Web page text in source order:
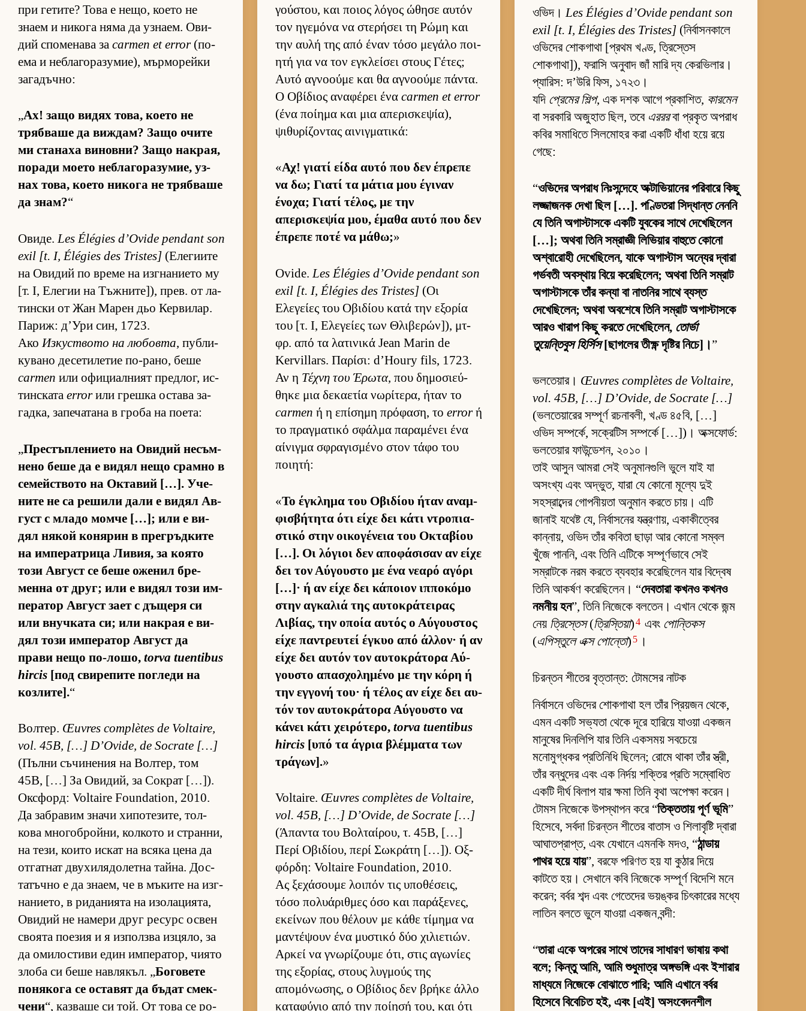
при ге­ти­те? Това е не­що, ко­ето не
знаем и ни­кога няма да уз­на­ем. Ови­
дий спо­ме­нава за carmen et error(по­
ема и неб­ла­го­ра­зу­ми­е), мър­мо­рейки
за­га­дъч­но:
„Ах! защо ви­дях то­ва, ко­ето не
тряб­ваше да виж­дам? Защо очите
ми ста­наха ви­нов­ни? Защо нак­рая,
по­ради мо­ето неб­ла­го­ра­зу­мие, уз­
нах то­ва, ко­ето ни­кога не тряб­ваше
да знам?“
Ови­де.Les Élégies d’Ovide pendant son
exil [t. I, Élégies des Tristes] (Е­ле­ги­ите
на Ови­дий по време на из­г­на­ни­ето му
[т. I, Еле­гии на Тъж­ни­те­]), прев. от ла­
тин­ски от Жан Ма­рен дьо Кер­ви­лар.
Па­риж: д’Ури син, 1723.
АкоИз­кус­т­вото на лю­бовта, пуб­ли­
ку­вано де­се­ти­ле­тие по-ра­но, беше
carmen или офи­ци­ал­ният пред­лог, ис­
тин­с­ката errorили грешка ос­тава за­
гад­ка, за­пе­ча­тана в гроба на по­е­та:
„Прес­тъп­ле­ни­ето на Ови­дий не­съм­
нено беше да е ви­дял нещо срамно в
се­мейс­т­вото на Ок­та­вий […]. Уче­
ните не са ре­шили дали е ви­дял Ав­
густ с младо момче […]; или е ви­
дял ня­кой ко­ня­рин в прег­ръд­ките
на им­пе­рат­рица Ли­вия, за ко­ято
този Ав­густ се беше оже­нил бре­
менна от друг; или е ви­дял този им­
пе­ра­тор Ав­густ зает с дъ­щеря си
или внуч­ката си; или нак­рая е ви­
дял този им­пе­ра­тор Ав­густ да
прави нещо по-ло­шо, torva tuentibus
hircis [под сви­ре­пите пог­леди на
коз­ли­те].“
Вол­тер. Œuvres complètes de Voltaire,
vol. 45B, […] D’Ovide, de Socrate […]
(Пълни съ­чи­не­ния на Вол­тер, том
45B, […] За Ови­дий, за Сок­рат […]).
Ок­с­форд: Voltaire Foundation, 2010.
Да заб­ра­вим значи хи­по­те­зи­те, тол­
кова мно­гоб­рой­ни, кол­кото и стран­ни,
на те­зи, ко­ито ис­кат на всяка цена да
от­гат­нат дву­хи­ля­до­летна тай­на. Дос­
та­тъчно е да зна­ем, че в мъ­ките на из­г­
на­ни­е­то, в ри­да­ни­ята на изо­ла­ци­я­та,
Ови­дий не на­мери друг ре­сурс ос­вен
сво­ята по­е­зия и я из­пол­зва из­ця­ло, за
да оми­лос­тиви един им­пе­ра­тор, чи­ято
злоба си беше нав­ля­къл. „Бо­го­вете
по­ня­кога се ос­та­вят да бъ­дат смек­
чени“, каз­ваше си той. От това се ро­
γού­στου, και ποιος λόγος ώθησε αυ­τόν
τον ηγεμόνα να στερήσει τη Ρώμη και
την αυλή της από έναν τόσο μεγάλο ποι­
ητή για να τον εγκλεί­σει στους Γέτες;
Αυτό αγνοούμε και θα αγνοούμε πάντα.
Ο Οβίδιος αναφέρει έναcarmen et error
(ένα ποί­ημα και μια απερισκεψία),
ψιθυρίζοντας αι­νιγ­ματικά:
«Αχ! γιατί είδα αυτό που δεν έπρεπε
να δω; Γιατί τα μάτια μου έγιναν
ένοχα; Γιατί τέλος, με την
απερισκεψία μου, έμαθα αυτό που δεν
έπρεπε ποτέ να μάθω;»
Ovide.Les Élégies d’Ovide pendant son
exil [t. I, Élégies des Tristes] (Οι
Ελεγείες του Οβιδίου κατά την εξορία
του [τ. Ι, Ελεγείες των Θλιβερών]), μτ­
φρ. από τα λατινικά Jean Marin de
Kervillars. Παρίσι: d’Houry fils, 1723.
Αν η Τέχνη του Έρωτα, που δημοσιεύ­
θηκε μια δεκαετία νωρίτερα, ήταν το
carmen ή η επίσημη πρόφαση, τοerrorή
το πραγ­ματικό σφάλμα παραμένει ένα
αί­νιγμα σφραγισμένο στον τάφο του
ποι­ητή:
«Το έγκλημα του Οβιδίου ήταν αναμ­
φισβήτητα ότι είχε δει κάτι ντροπια­
στικό στην οι­κογένεια του Οκταβίου
[…]. Οι λόγιοι δεν αποφάσισαν αν είχε
δει τον Αύ­γου­στο με ένα νεαρό αγόρι
[…]· ή αν είχε δει κάποιον ιπ­ποκόμο
στην αγκαλιά της αυ­τοκράτει­ρας
Λιβίας, την οποία αυ­τός ο Αύ­γου­στος
είχε παντρευ­τεί έγκυο από άλ­λον· ή αν
είχε δει αυ­τόν τον αυ­τοκράτορα Αύ­
γου­στο απασχολημένο με την κόρη ή
την εγ­γονή του· ή τέλος αν είχε δει αυ­
τόν τον αυ­τοκράτορα Αύ­γου­στο να
κάνει κάτι χει­ρότερο,torva tuentibus
hircis [υπό τα άγρια βλέμ­ματα των
τράγων].»
Voltaire. Œuvres complètes de Voltaire,
vol. 45B, […] D’Ovide, de Socrate […]
(Άπαντα του Βολ­ταί­ρου, τ. 45Β, […]
Περί Οβιδίου, περί Σωκράτη […]). Οξ­
φόρ­δη: Voltaire Foundation, 2010.
Ας ξεχάσουμε λοι­πόν τις υποθέσεις,
τόσο πολυάριθ­μες όσο και παράξενες,
εκεί­νων που θέλουν με κάθε τίμημα να
μαντέψουν ένα μυστικό δύο χιλιε­τιών.
Αρ­κεί να γνωρίζουμε ότι, στις αγωνίες
της εξορίας, στους λυγ­μούς της
απομόνωσης, ο Οβίδιος δεν βρήκε άλλο
καταφύγιο από την ποί­ησή του, και ότι
ওভিদ।Les Élégies d’Ovide pendant son
exil [t. I, Élégies des Tristes] (নির্বাসনকালে
ওভিদের শোকগাথা [প্রথম খণ্ড, ত্রিস্তেস
শোকগাথা]), ফরাসি অনুবাদ জাঁ মারি দ্য কেরভিলার।
প্যারিস: দ’উরি ফিস, ১৭২৩।
যদি প্রেমের শিল্প, এক দশক আগে প্রকাশিত, কারমেন
বা সরকারি অজুহাত ছিল, তবে এরররবা প্রকৃত অপরাধ
কবির সমাধিতে সিলমোহর করা একটি ধাঁধা হয়ে রয়ে
গেছে:
“ওভিদের অপরাধ নিঃসন্দেহে অক্টাভিয়ানের পরিবারে কিছু
লজ্জাজনক দেখা ছিল […]. পণ্ডিতরা সিদ্ধান্ত নেননি
যে তিনি অগাস্টাসকে একটি যুবকের সাথে দেখেছিলেন
[…]; অথবা তিনি সম্রাজ্ঞী লিভিয়ার বাহুতে কোনো
অশ্বারোহী দেখেছিলেন, যাকে অগাস্টাস অন্যের দ্বারা
গর্ভবতী অবস্থায় বিয়ে করেছিলেন; অথবা তিনি সম্রাট
অগাস্টাসকে তাঁর কন্যা বা নাতনির সাথে ব্যস্ত
দেখেছিলেন; অথবা অবশেষে তিনি সম্রাট অগাস্টাসকে
আরও খারাপ কিছু করতে দেখেছিলেন, তোর্ভা
তুয়েন্তিবুস হির্সিস[ছাগলের তীক্ষ্ণ দৃষ্টির নিচে]।”
ভলতেয়ার। Œuvres complètes de Voltaire,
vol. 45B, […] D’Ovide, de Socrate […]
(ভলতেয়ারের সম্পূর্ণ রচনাবলী, খণ্ড ৪৫বি, […]
ওভিদ সম্পর্কে, সক্রেটিস সম্পর্কে […])। অক্সফোর্ড:
ভলতেয়ার ফাউন্ডেশন, ২০১০।
তাই আসুন আমরা সেই অনুমানগুলি ভুলে যাই যা
অসংখ্য এবং অদ্ভুত, যারা যে কোনো মূল্যে দুই
সহস্রাব্দের গোপনীয়তা অনুমান করতে চায়। এটি
জানাই যথেষ্ট যে, নির্বাসনের যন্ত্রণায়, একাকীত্বের
কান্নায়, ওভিদ তাঁর কবিতা ছাড়া আর কোনো সম্বল
খুঁজে পাননি, এবং তিনি এটিকে সম্পূর্ণভাবে সেই
সম্রাটকে নরম করতে ব্যবহার করেছিলেন যার বিদ্বেষ
তিনি আকর্ষণ করেছিলেন। “দেবতারা কখনও কখনও
নমনীয় হন”, তিনি নিজেকে বলতেন। এখান থেকে জন্ম
নেয় ত্রিস্তেস(ত্রিস্তিয়া)4 এবং পোন্তিকস
(এপিস্তুলে এক্স পোন্তো) 5 ।
চিরন্তন শীতের বৃত্তান্ত: টোমসের নাটক
নির্বাসনে ওভিদের শোকগাথা হল তাঁর প্রিয়জন থেকে,
এমন একটি সভ্যতা থেকে দূরে হারিয়ে যাওয়া একজন
মানুষের দিনলিপি যার তিনি একসময় সবচেয়ে
মনোমুগ্ধকর প্রতিনিধি ছিলেন; রোমে থাকা তাঁর স্ত্রী,
তাঁর বন্ধুদের এবং এক নির্দয় শক্তির প্রতি সম্বোধিত
একটি দীর্ঘ বিলাপ যার ক্ষমা তিনি বৃথা অপেক্ষা করেন।
টোমস নিজেকে উপস্থাপন করে “তিক্ততায় পূর্ণ ভূমি”
হিসেবে, সর্বদা চিরন্তন শীতের বাতাস ও শিলাবৃষ্টি দ্বারা
আঘাতপ্রাপ্ত, এবং যেখানে এমনকি মদও, “ঠান্ডায়
পাথর হয়ে যায়”, বরফে পরিণত হয় যা কুঠার দিয়ে
কাটতে হয়। সেখানে কবি নিজেকে সম্পূর্ণ বিদেশি মনে
করেন; বর্বর শব্দ এবং গেতেদের ভয়ঙ্কর চিৎকারের মধ্যে
লাতিন বলতে ভুলে যাওয়া একজন বন্দী:
“তারা একে অপরের সাথে তাদের সাধারণ ভাষায় কথা
বলে; কিন্তু আমি, আমি শুধুমাত্র অঙ্গভঙ্গি এবং ইশারার
মাধ্যমে নিজেকে বোঝাতে পারি; আমি এখানে বর্বর
হিসেবে বিবেচিত হই, এবং [এই] অসংবেদনশীল